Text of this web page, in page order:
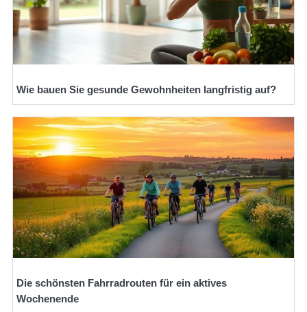
Wie bauen Sie gesunde Gewohnheiten langfristig auf?
Die schönsten Fahrradrouten für ein aktives
Wochenende